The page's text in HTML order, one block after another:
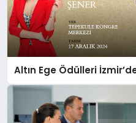
Altın Ege Ödülleri